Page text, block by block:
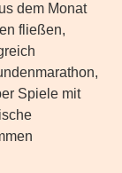
dem Monat
fließen,
Spiele mit